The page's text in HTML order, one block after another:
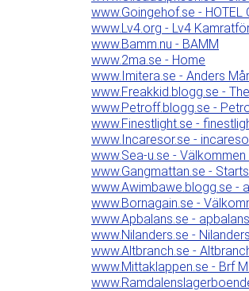
www.Goingehof.se - HOTEL
www.Lv4.org - Lv4
www.Bamm.nu - BAMM
www.2ma.se - Home
www.Imitera.se - Anders
www.Freakkid.blogg.se -
www.Petroff.blogg.se -
www.Finestlight.se -
www.Incaresor.se -
www.Sea-u.se -
www.Gangmattan.se -
www.Awimbawe.blogg.se -
www.Bornagain.se -
www.Apbalans.se -
www.Nilanders.se -
www.Altbranch.se -
www.Mittaklappen.se - Brf